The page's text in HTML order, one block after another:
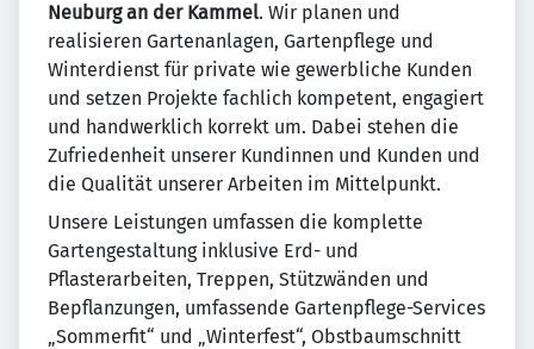
Neuburg an der Kammel. Wir planen und
realisieren Gartenanlagen, Gartenpflege und
Winterdienst für private wie gewerbliche Kunden
und setzen Projekte fachlich kompetent, engagiert
und handwerklich korrekt um. Dabei stehen die
Zufriedenheit unserer Kundinnen und Kunden und
die Qualität unserer Arbeiten im Mittelpunkt.
Unsere Leistungen umfassen die komplette
Gartengestaltung inklusive Erd- und
Pflasterarbeiten, Treppen, Stützwänden und
Bepflanzungen, umfassende Gartenpflege-Services
„Sommerfit“ und „Winterfest“, Obstbaumschnitt